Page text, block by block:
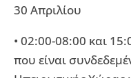
30 Απριλίου
• 02:00-08:00 και
που είναι